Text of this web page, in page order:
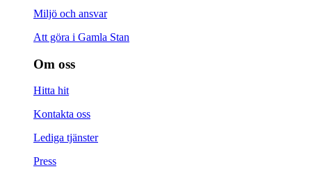
Miljö och ansvar
Att göra i Gamla Stan
Om oss
Hitta hit
Kontakta oss
Lediga tjänster
Press